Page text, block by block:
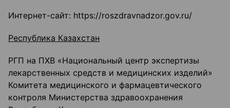
Интернет-сайт: https://roszdravnadzor.gov.ru/
Республика Казахстан
РГП на ПХВ «Национальный центр экспертизы
лекарственных средств и медицинских изделий»
Комитета медицинского и фармацевтического
контроля Министерства здравоохранения